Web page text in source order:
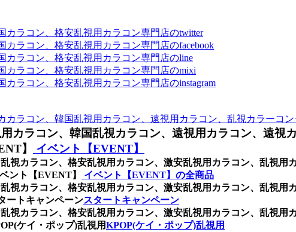
ラコン、格安乱視用カラコン専門店のtwitter
ラコン、格安乱視用カラコン専門店のfacebook
ラコン、格安乱視用カラコン専門店のline
ラコン、格安乱視用カラコン専門店のmixi
ラコン、格安乱視用カラコン専門店のinstagram
ラコン、韓国乱視用カラコン、遠視用カラコン、乱視カラーコン
カラコン、韓国乱視カラコン、遠視用カラコン、遠視
】
イベント【EVENT】
視カラコン、格安乱視用カラコン、激安乱視用カラコン、乱視用
ント【EVENT】
イベント【EVENT】の全商品
視カラコン、格安乱視用カラコン、激安乱視用カラコン、乱視用
ートキャンペーンスタートキャンペーン
視カラコン、格安乱視用カラコン、激安乱視用カラコン、乱視用
ケイ・ポップ)乱視用KPOP(ケイ・ポップ)乱視用